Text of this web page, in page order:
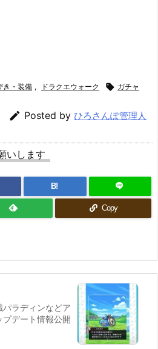
き・装備 , ドラクエウォーク  ガチャ
 Posted by ひろさんぽ管理人
いします
B!
Copy
パラディンなどア
プデート情報公開